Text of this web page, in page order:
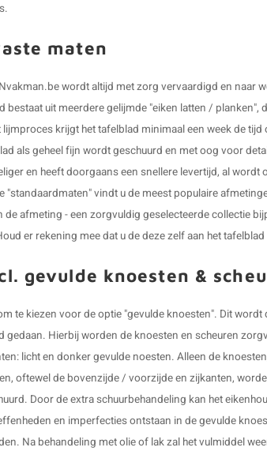
maten
wordt altijd met zorg vervaardigd en naar
bestaat uit meerdere gelijmde "eiken latten / planken",
krijgt het tafelblad minimaal een week de
als geheel fijn wordt geschuurd en met oog voor
en heeft doorgaans een snellere levertijd, al wordt
"standaardmaten" vindt u de meest populaire
de afmeting - een zorgvuldig geselecteerde collectie
er rekening mee dat u de deze zelf aan het
gevulde knoesten &
te kiezen voor de optie "gevulde knoesten". Dit
gedaan. Hierbij worden de knoesten en scheuren
licht en donker gevulde noesten. Alleen de
oftewel de bovenzijde / voorzijde en zijkanten,
Door de extra schuurbehandeling kan het
en imperfecties ontstaan in de gevulde
Na behandeling met olie of lak zal het vulmiddel